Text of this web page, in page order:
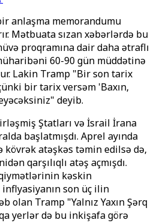
anlaşma memorandumu
Mətbuata sızan xəbərlərdə bu
proqramına dair daha ətraflı
60-90 gün müddətinə
Lakin Tramp "Bir son tarix
bir tarix versəm 'Baxın,
deyib.
Ştatları və İsrail İrana
başlatmışdı. Aprel ayında
kövrək atəşkəs təmin edilsə də,
qarşılıqlı atəş açmışdı.
kəskin
son üç ilin
olan Tramp "Yalnız Yaxın Şərq
yerlər də bu inkişafa görə